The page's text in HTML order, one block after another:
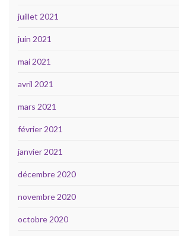
juillet 2021
juin 2021
mai 2021
avril 2021
mars 2021
février 2021
janvier 2021
décembre 2020
novembre 2020
octobre 2020